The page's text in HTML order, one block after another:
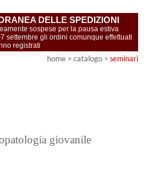
DELLE SPEDIZIONI
sospese per la pausa estiva
settembre gli ordini comunque effettuati
registrati
home > catalogo > seminari
giovanile